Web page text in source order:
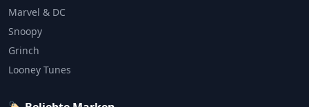
Marvel & DC
Snoopy
Grinch
Looney Tunes